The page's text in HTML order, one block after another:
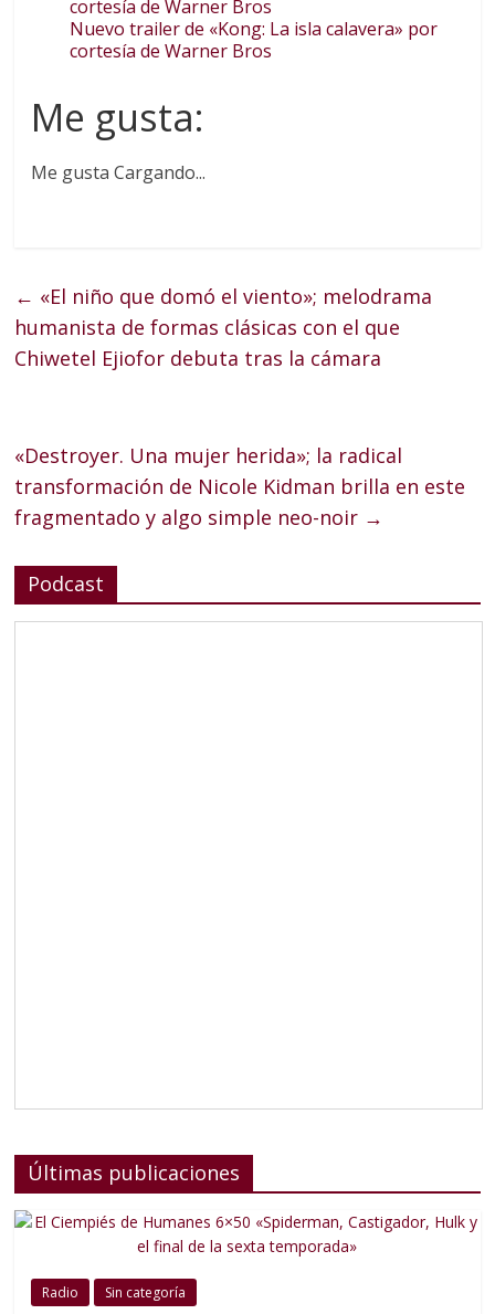
Nuevo trailer de «Kong: La isla calavera» por
cortesía de Warner Bros
Me gusta:
Me gusta Cargando...
← «El niño que domó el viento»; melodrama
humanista de formas clásicas con el que
Chiwetel Ejiofor debuta tras la cámara
«Destroyer. Una mujer herida»; la radical
transformación de Nicole Kidman brilla en este
fragmentado y algo simple neo-noir →
Podcast
Últimas publicaciones
Radio Sin categoría